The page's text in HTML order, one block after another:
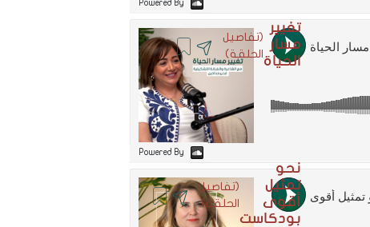
Powered By
تغيير
مسار
الحياة
(تفاصيل
الحلقة)
Powered By
نحو
تمثيل
أقوى
بودكاست
(تفاصيل
الحلقة)